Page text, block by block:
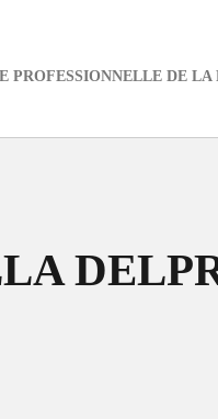
PROFESSIONNELLE DE